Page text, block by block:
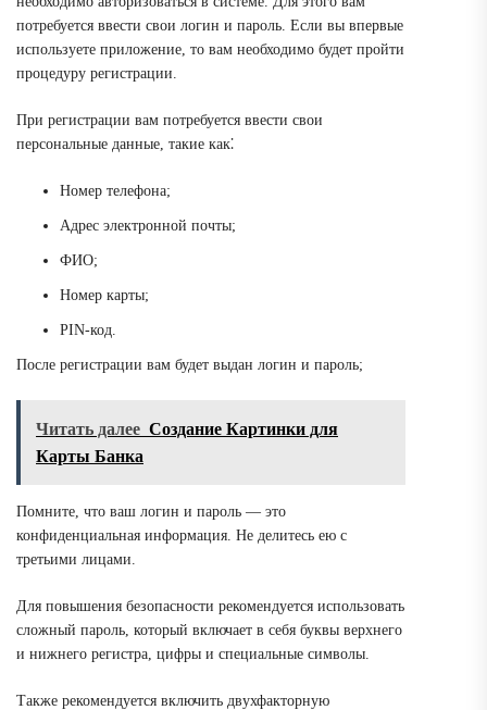
потребуется ввести свои логин и пароль. Если вы впервые
используете приложение, то вам необходимо будет пройти
процедуру регистрации.
При регистрации вам потребуется ввести свои
персональные данные, такие как⁚
Номер телефона;
Адрес электронной почты;
ФИО;
Номер карты;
PIN-код.
После регистрации вам будет выдан логин и пароль;
Читать далее Создание Картинки для
Карты Банка
Помните, что ваш логин и пароль — это
конфиденциальная информация. Не делитесь ею с
третьими лицами.
Для повышения безопасности рекомендуется использовать
сложный пароль, который включает в себя буквы верхнего
и нижнего регистра, цифры и специальные символы.
Также рекомендуется включить двухфакторную